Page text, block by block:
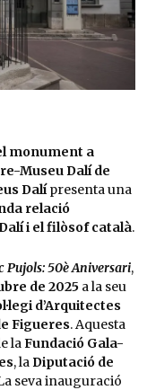
monument a
Museu Dalí de
Dalípresenta una
relació
i el filòsof català.
Pujols: 50è Aniversari,
de 2025a la seu
d’Arquitectes
Figueres. Aquesta
laFundació Gala-
, laDiputació de
seva inauguració